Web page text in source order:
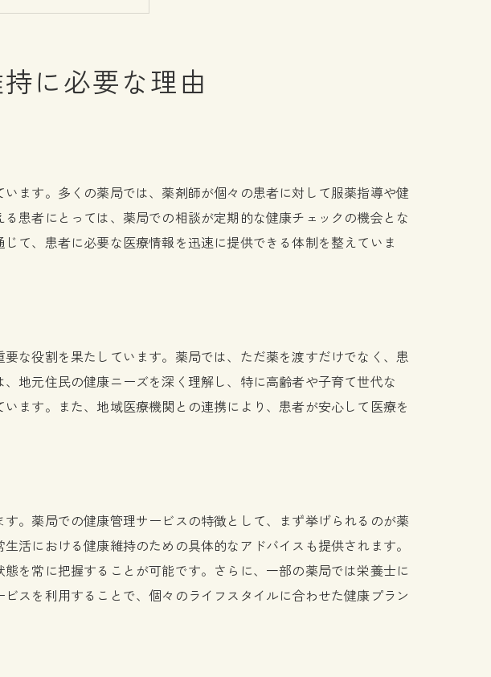
メリット
維持に貢献する理由
重要性とは
る影響
の役割
法
る理由
心感
テップ
メリット
る変化
に必要な理由
ます。多くの薬局では、薬剤師が個々の患者に対して服薬指導や健
患者にとっては、薬局での相談が定期的な健康チェックの機会とな
て、患者に必要な医療情報を迅速に提供できる体制を整えていま
な役割を果たしています。薬局では、ただ薬を渡すだけでなく、患
地元住民の健康ニーズを深く理解し、特に高齢者や子育て世代な
ます。また、地域医療機関との連携により、患者が安心して医療を
。薬局での健康管理サービスの特徴として、まず挙げられるのが薬
活における健康維持のための具体的なアドバイスも提供されます。
を常に把握することが可能です。さらに、一部の薬局では栄養士に
スを利用することで、個々のライフスタイルに合わせた健康プラン